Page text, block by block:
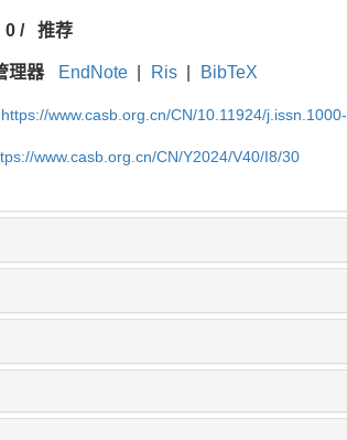
0/ 推荐
理器 EndNote Ris BibTeX
https://www.casb.org.cn/CN/10.11924/
www.casb.org.cn/CN/Y2024/V40/I8/30